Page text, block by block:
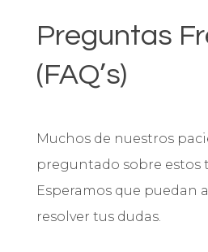
Preguntas
(FAQ’s)
Muchos de nuestros
preguntado sobre estos
Esperamos que puedan
resolver tus dudas.